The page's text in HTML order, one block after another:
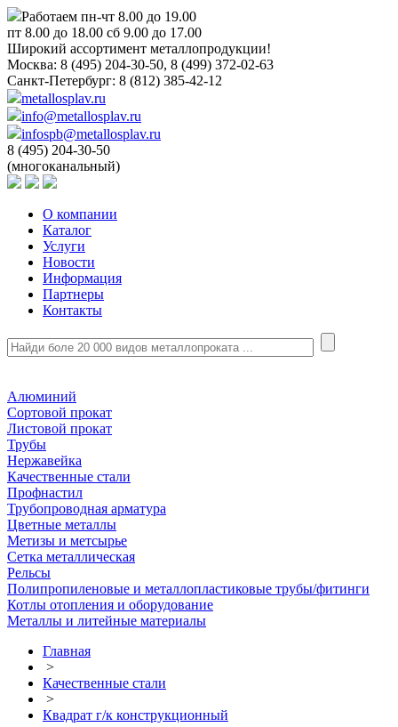
Работаем пн-чт 8.00 до 19.00
пт 8.00 до 18.00 сб 9.00 до 17.00
Широкий ассортимент металлопродукции!
Москва: 8 (495) 204-30-50, 8 (499) 372-02-63
Санкт-Петербург: 8 (812) 385-42-12
metallosplav.ru
info@metallosplav.ru
infospb@metallosplav.ru
8 (495) 204-30-50
(многоканальный)
О компании
Каталог
Услуги
Новости
Информация
Партнеры
Контакты
Алюминий
Сортовой прокат
Листовой прокат
Трубы
Нержавейка
Качественные стали
Профнастил
Трубопроводная арматура
Цветные металлы
Метизы и метсырье
Сетка металлическая
Рельсы
Полипропиленовые и металлопластиковые трубы/фитинги
Котлы отопления и оборудование
Металлы и литейные материалы
Главная
>
Качественные стали
>
Квадрат г/к конструкционный